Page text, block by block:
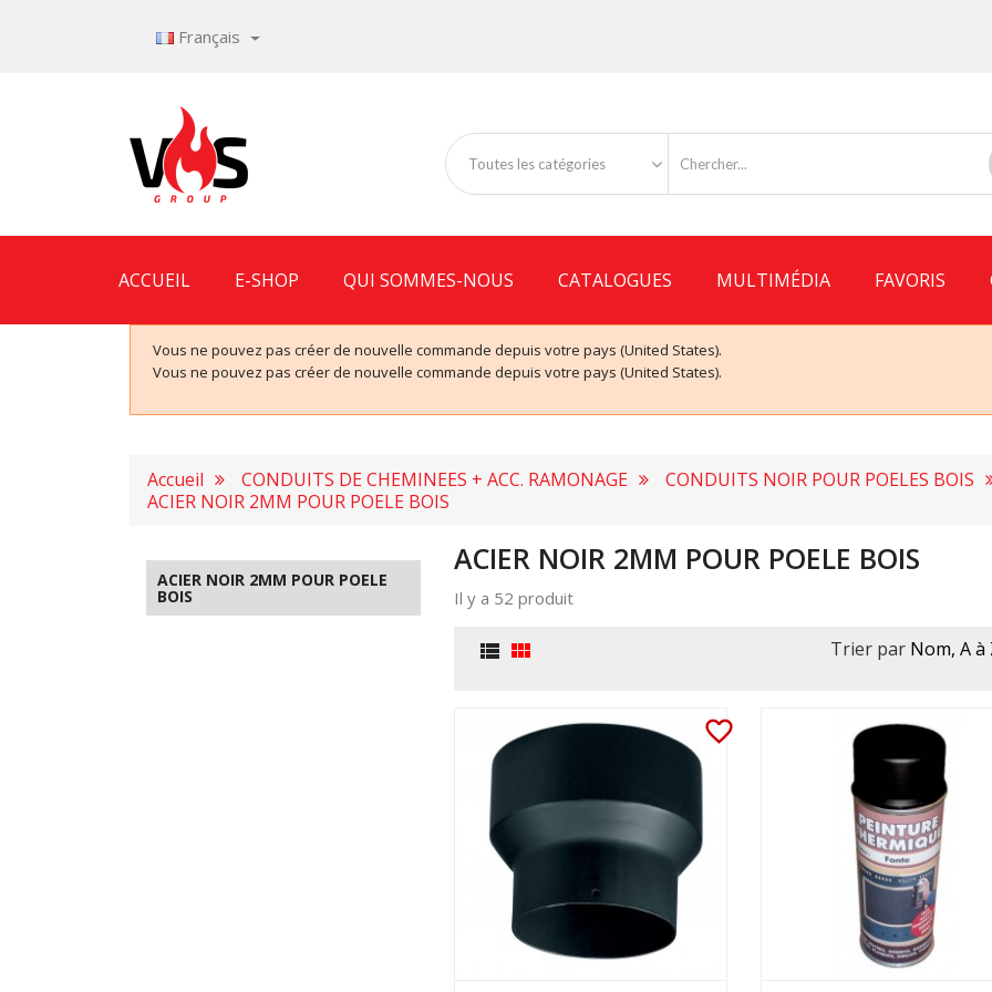
Français
Toutes les catégories
ACCUEIL E-SHOP QUI SOMMES-NOUS CATALOGUES MULTIMÉDIA FAVORIS
Vous ne pouvez pas créer de nouvelle commande depuis votre pays (United States).
Vous ne pouvez pas créer de nouvelle commande depuis votre pays (United States).
Accueil CONDUITS DE CHEMINEES + ACC. RAMONAGE
CONDUITS NOIR POUR POELES BOIS
ACIER NOIR 2MM POUR POELE BOIS
ACIER NOIR 2MM POUR POELE
BOIS
ACIER NOIR 2MM POUR POELE BOIS
Il y a 52 produit
  Trier par Nom, A à
favorite_border